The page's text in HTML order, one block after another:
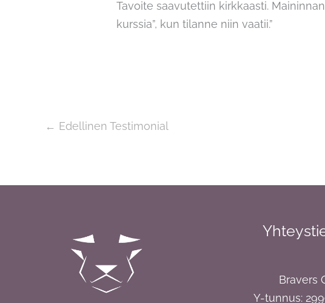
Tavoite saavutettiin kirkkaasti.
kurssia”, kun tilanne niin vaatii.”
← Edellinen Testimonial
Bravers
Y-tunnus: